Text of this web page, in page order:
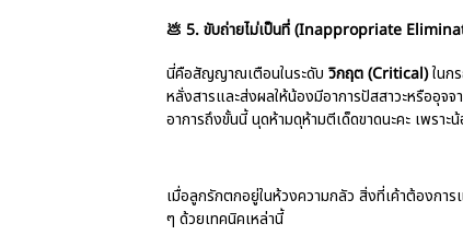
💩 5. ขับถ่ายไม่เป็นที่ (Inappropriate
นี่คือสัญญาณเตือนในระดับ วิกฤต (Critical)ในก
หลั่งสารและส่งผลให้น้องมีอาการปัสสาวะหรืออุจ
อาการถึงขั้นนี้ นุดห้ามดุห้ามตีเด็ดขาดนะคะ เพรา
เมื่อลูกรักตกอยู่ในห้วงความกลัว สิ่งที่เค้าต้องการ
ๆ ด้วยเทคนิคเหล่านี้